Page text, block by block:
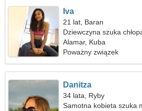
Iva
21 lat, Baran
Dziewczyna szuka
Alamar, Kuba
Poważny związek
Danitza
34 lata, Ryby
Samotna kobieta szuka